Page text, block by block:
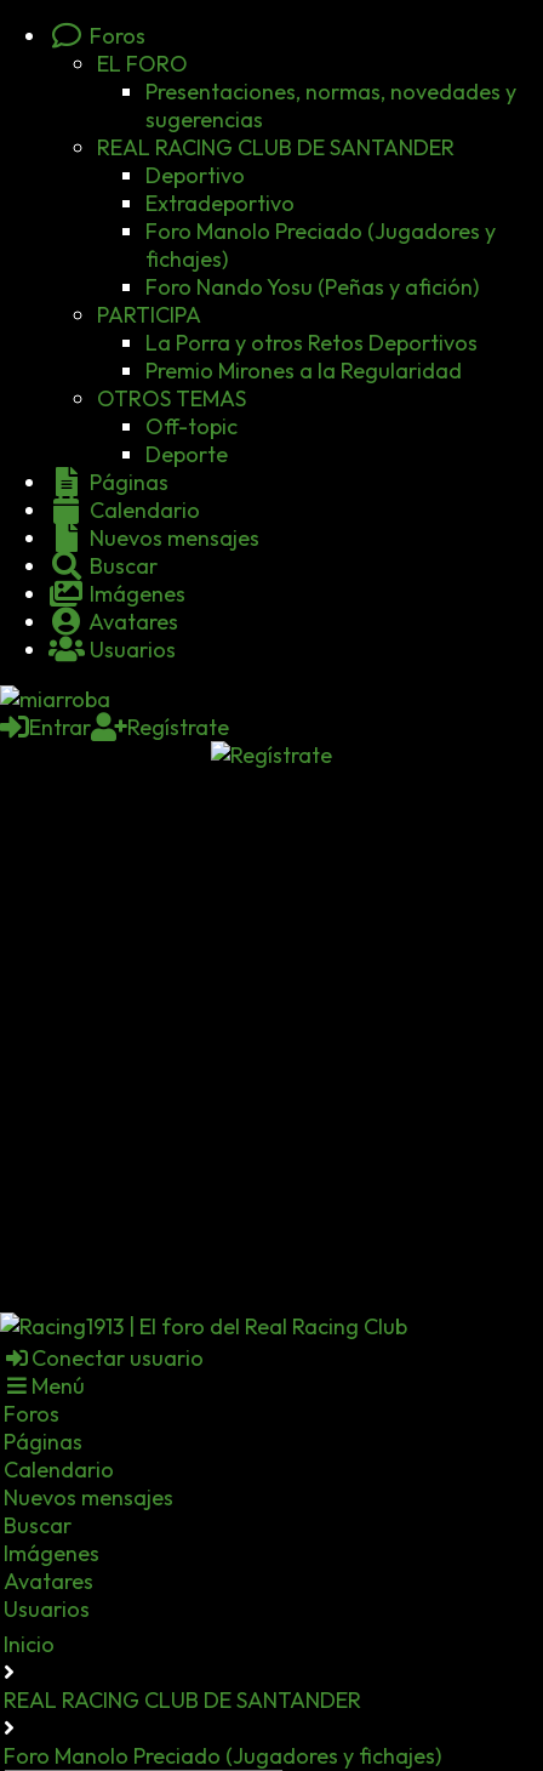
Foros
EL FORO
Presentaciones, normas, novedades y
sugerencias
REAL RACING CLUB DE SANTANDER
Deportivo
Extradeportivo
Foro Manolo Preciado (Jugadores y
fichajes)
Foro Nando Yosu (Peñas y afición)
PARTICIPA
La Porra y otros Retos Deportivos
Premio Mirones a la Regularidad
OTROS TEMAS
Off-topic
Deporte
Páginas
Calendario
Nuevos mensajes
Buscar
Imágenes
Avatares
Usuarios
Entrar Regístrate
Conectar usuario
Menú
Foros
Páginas
Calendario
Nuevos mensajes
Buscar
Imágenes
Avatares
Usuarios
Inicio
REAL RACING CLUB DE SANTANDER
Foro Manolo Preciado (Jugadores y fichajes)